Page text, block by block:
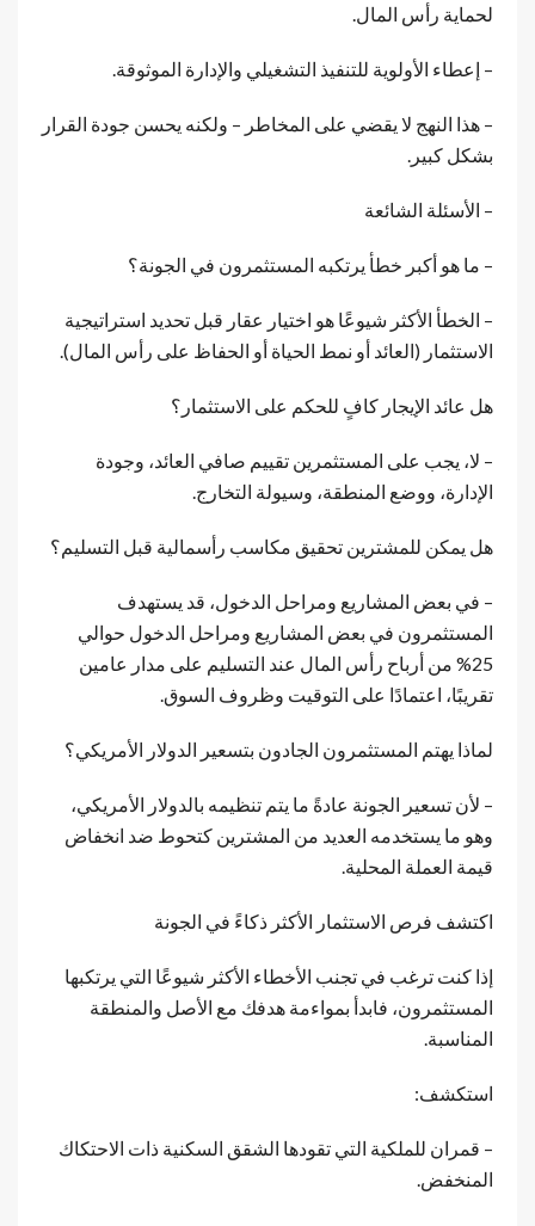
لحماية رأس المال.
– إعطاء الأولوية للتنفيذ التشغيلي والإدارة الموثوقة.
– هذا النهج لا يقضي على المخاطر – ولكنه يحسن جودة القرار
بشكل كبير.
– الأسئلة الشائعة
– ما هو أكبر خطأ يرتكبه المستثمرون في الجونة؟
– الخطأ الأكثر شيوعًا هو اختيار عقار قبل تحديد استراتيجية
الاستثمار (العائد أو نمط الحياة أو الحفاظ على رأس المال).
هل عائد الإيجار كافٍ للحكم على الاستثمار؟
– لا، يجب على المستثمرين تقييم صافي العائد، وجودة
الإدارة، ووضع المنطقة، وسيولة التخارج.
هل يمكن للمشترين تحقيق مكاسب رأسمالية قبل التسليم؟
– في بعض المشاريع ومراحل الدخول، قد يستهدف
المستثمرون في بعض المشاريع ومراحل الدخول حوالي
25% من أرباح رأس المال عند التسليم على مدار عامين
تقريبًا، اعتمادًا على التوقيت وظروف السوق.
لماذا يهتم المستثمرون الجادون بتسعير الدولار الأمريكي؟
– لأن تسعير الجونة عادةً ما يتم تنظيمه بالدولار الأمريكي،
وهو ما يستخدمه العديد من المشترين كتحوط ضد انخفاض
قيمة العملة المحلية.
اكتشف فرص الاستثمار الأكثر ذكاءً في الجونة
إذا كنت ترغب في تجنب الأخطاء الأكثر شيوعًا التي يرتكبها
المستثمرون، فابدأ بمواءمة هدفك مع الأصل والمنطقة
المناسبة.
استكشف:
– قمران للملكية التي تقودها الشقق السكنية ذات الاحتكاك
المنخفض.